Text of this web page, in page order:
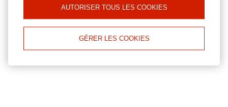
AUTORISER TOUS LES COOKIES
GÉRER LES COOKIES
RÉSERVEZ MAINTENANT
Localisation et directions